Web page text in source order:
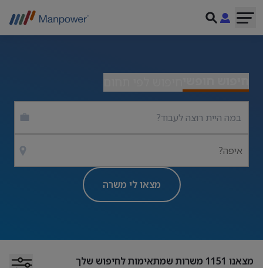
איפה?
מצאו לי משרה
מצאנו 1151 משרות שמתאימות לחיפוש שלך